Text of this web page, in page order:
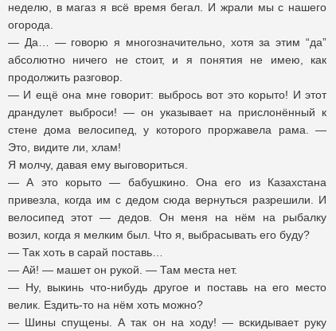
неделю, в магаз я всё время бегал. И жрали мы с нашего
огорода.
— Да… — говорю я многозначительно, хотя за этим “да”
абсолютно ничего не стоит, и я понятия не имею, как
продолжить разговор.
— И ещё она мне говорит: выбрось вот это корыто! И этот
драндулет выброси! — он указывает на прислонённый к
стене дома велосипед, у которого проржавела рама. —
Это, видите ли, хлам!
Я молчу, давая ему выговориться.
— А это корыто — бабушкино. Она его из Казахстана
привезла, когда им с дедом сюда вернуться разрешили. И
велосипед этот — дедов. Он меня на нём на рыбалку
возил, когда я мелким был. Что я, выбрасывать его буду?
— Так хоть в сарай поставь…
— Ай! — машет он рукой. — Там места нет.
— Ну, выкинь что-нибудь другое и поставь на его место
велик. Ездить-то на нём хоть можно?
— Шины спущены. А так он на ходу! — вскидывает руку